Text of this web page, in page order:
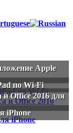
Apple
по Wi-Fi
и Office 2016 для
iPhone